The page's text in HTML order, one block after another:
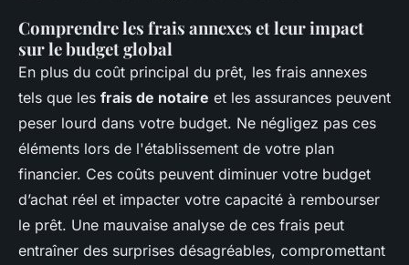
Comprendre les frais annexes et leur impact
sur le budget global
En plus du coût principal du prêt, les frais annexes
tels que les frais de notaire et les assurances peuvent
peser lourd dans votre budget. Ne négligez pas ces
éléments lors de l'établissement de votre plan
financier. Ces coûts peuvent diminuer votre budget
d’achat réel et impacter votre capacité à rembourser
le prêt. Une mauvaise analyse de ces frais peut
entraîner des surprises désagréables, compromettant